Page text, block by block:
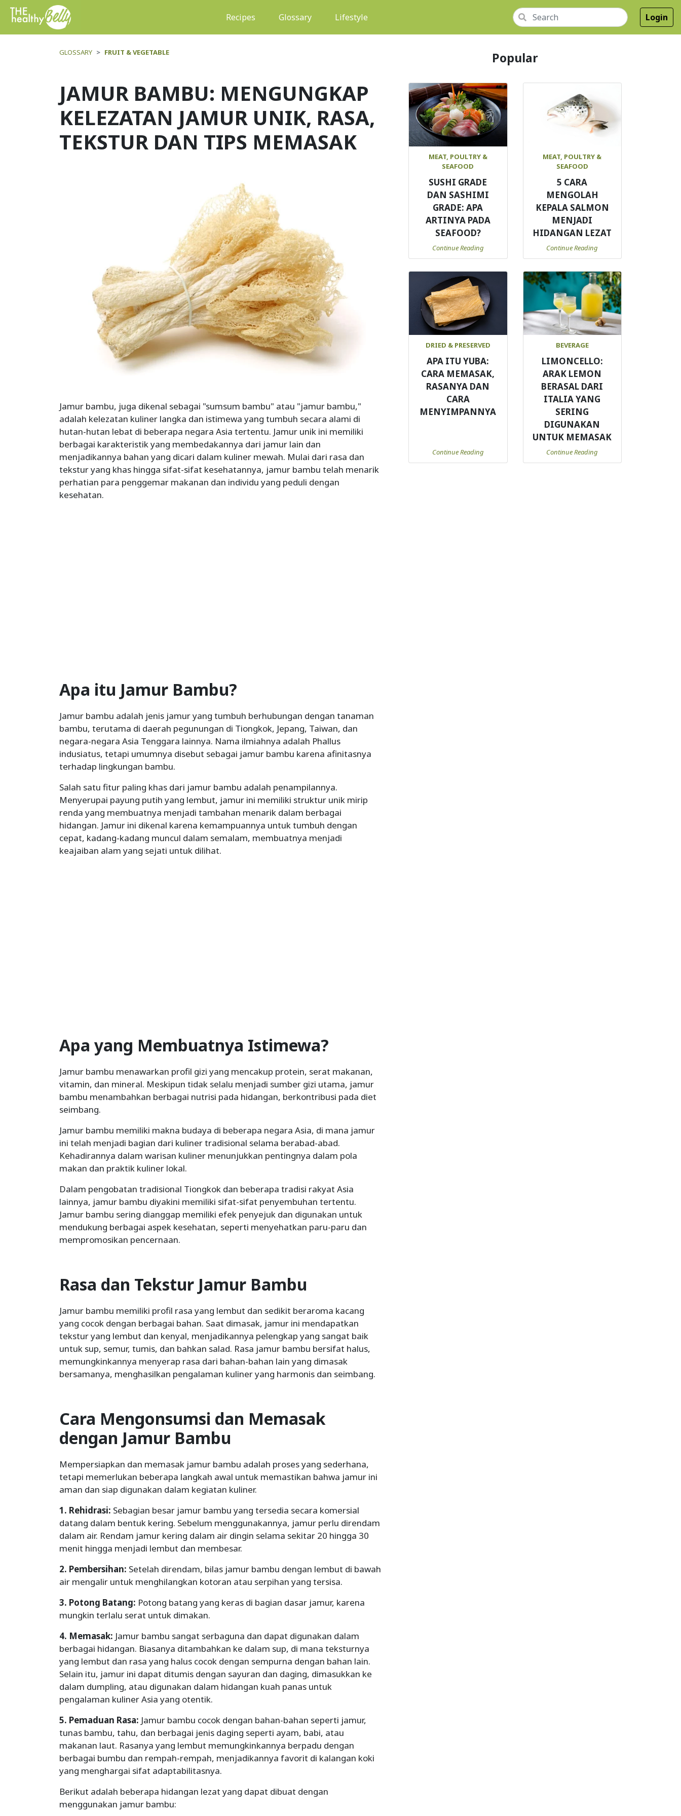
Recipes (current)Glossary Lifestyle Login
GLOSSARY FRUIT & VEGETABLE
JAMUR BAMBU: MENGUNGKAP
KELEZATAN JAMUR UNIK, RASA,
TEKSTUR DAN TIPS MEMASAK
Jamur bambu, juga dikenal sebagai "sumsum bambu" atau "jamur bambu,"
adalah kelezatan kuliner langka dan istimewa yang tumbuh secara alami di
hutan-hutan lebat di beberapa negara Asia tertentu. Jamur unik ini memiliki
berbagai karakteristik yang membedakannya dari jamur lain dan
menjadikannya bahan yang dicari dalam kuliner mewah. Mulai dari rasa dan
tekstur yang khas hingga sifat-sifat kesehatannya, jamur bambu telah menarik
perhatian para penggemar makanan dan individu yang peduli dengan
kesehatan.
Apa itu Jamur Bambu?
Jamur bambu adalah jenis jamur yang tumbuh berhubungan dengan tanaman
bambu, terutama di daerah pegunungan di Tiongkok, Jepang, Taiwan, dan
negara-negara Asia Tenggara lainnya. Nama ilmiahnya adalah Phallus
indusiatus, tetapi umumnya disebut sebagai jamur bambu karena afinitasnya
terhadap lingkungan bambu.
Salah satu fitur paling khas dari jamur bambu adalah penampilannya.
Menyerupai payung putih yang lembut, jamur ini memiliki struktur unik mirip
renda yang membuatnya menjadi tambahan menarik dalam berbagai
hidangan. Jamur ini dikenal karena kemampuannya untuk tumbuh dengan
cepat, kadang-kadang muncul dalam semalam, membuatnya menjadi
keajaiban alam yang sejati untuk dilihat.
Apa yang Membuatnya Istimewa?
Jamur bambu menawarkan profil gizi yang mencakup protein, serat makanan,
vitamin, dan mineral. Meskipun tidak selalu menjadi sumber gizi utama, jamur
bambu menambahkan berbagai nutrisi pada hidangan, berkontribusi pada diet
seimbang.
Jamur bambu memiliki makna budaya di beberapa negara Asia, di mana jamur
ini telah menjadi bagian dari kuliner tradisional selama berabad-abad.
Kehadirannya dalam warisan kuliner menunjukkan pentingnya dalam pola
makan dan praktik kuliner lokal.
Dalam pengobatan tradisional Tiongkok dan beberapa tradisi rakyat Asia
lainnya, jamur bambu diyakini memiliki sifat-sifat penyembuhan tertentu.
Jamur bambu sering dianggap memiliki efek penyejuk dan digunakan untuk
mendukung berbagai aspek kesehatan, seperti menyehatkan paru-paru dan
mempromosikan pencernaan.
Rasa dan Tekstur Jamur Bambu
Jamur bambu memiliki profil rasa yang lembut dan sedikit beraroma kacang
yang cocok dengan berbagai bahan. Saat dimasak, jamur ini mendapatkan
tekstur yang lembut dan kenyal, menjadikannya pelengkap yang sangat baik
untuk sup, semur, tumis, dan bahkan salad. Rasa jamur bambu bersifat halus,
memungkinkannya menyerap rasa dari bahan-bahan lain yang dimasak
bersamanya, menghasilkan pengalaman kuliner yang harmonis dan seimbang.
Cara Mengonsumsi dan Memasak
dengan Jamur Bambu
Mempersiapkan dan memasak jamur bambu adalah proses yang sederhana,
tetapi memerlukan beberapa langkah awal untuk memastikan bahwa jamur ini
aman dan siap digunakan dalam kegiatan kuliner.
1. Rehidrasi: Sebagian besar jamur bambu yang tersedia secara komersial
datang dalam bentuk kering. Sebelum menggunakannya, jamur perlu direndam
dalam air. Rendam jamur kering dalam air dingin selama sekitar 20 hingga 30
menit hingga menjadi lembut dan membesar.
2. Pembersihan: Setelah direndam, bilas jamur bambu dengan lembut di bawah
air mengalir untuk menghilangkan kotoran atau serpihan yang tersisa.
3. Potong Batang: Potong batang yang keras di bagian dasar jamur, karena
mungkin terlalu serat untuk dimakan.
4. Memasak: Jamur bambu sangat serbaguna dan dapat digunakan dalam
berbagai hidangan. Biasanya ditambahkan ke dalam sup, di mana teksturnya
yang lembut dan rasa yang halus cocok dengan sempurna dengan bahan lain.
Selain itu, jamur ini dapat ditumis dengan sayuran dan daging, dimasukkan ke
dalam dumpling, atau digunakan dalam hidangan kuah panas untuk
pengalaman kuliner Asia yang otentik.
5. Pemaduan Rasa: Jamur bambu cocok dengan bahan-bahan seperti jamur,
tunas bambu, tahu, dan berbagai jenis daging seperti ayam, babi, atau
makanan laut. Rasanya yang lembut memungkinkannya berpadu dengan
berbagai bumbu dan rempah-rempah, menjadikannya favorit di kalangan koki
yang menghargai sifat adaptabilitasnya.
Berikut adalah beberapa hidangan lezat yang dapat dibuat dengan
menggunakan jamur bambu:
Popular
MEAT, POULTRY &
SEAFOOD
SUSHI GRADE
DAN SASHIMI
GRADE: APA
ARTINYA PADA
SEAFOOD?
Continue Reading
MEAT, POULTRY &
SEAFOOD
5 CARA
MENGOLAH
KEPALA SALMON
MENJADI
HIDANGAN LEZAT
Continue Reading
DRIED & PRESERVED
APA ITU YUBA:
CARA MEMASAK,
RASANYA DAN
CARA
MENYIMPANNYA
Continue Reading
BEVERAGE
LIMONCELLO:
ARAK LEMON
BERASAL DARI
ITALIA YANG
SERING
DIGUNAKAN
UNTUK MEMASAK
Continue Reading